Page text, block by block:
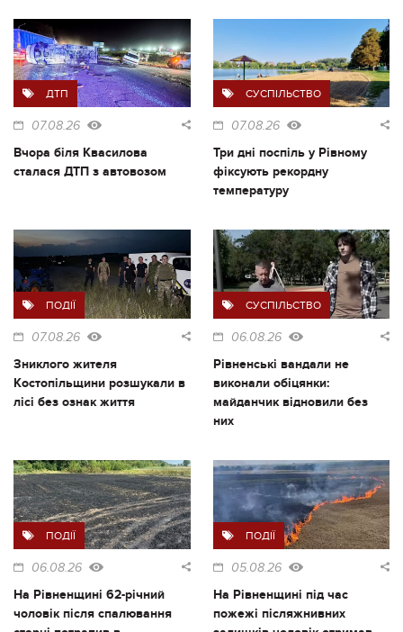
ДТП
07.08.26
Вчора біля Квасилова
сталася ДТП з автовозом
СУСПІЛЬСТВО
07.08.26
Три дні поспіль у Рівному
фіксують рекордну
температуру
ПОДІЇ
07.08.26
Зниклого жителя
Костопільщини розшукали в
лісі без ознак життя
СУСПІЛЬСТВО
06.08.26
Рівненські вандали не
виконали обіцянки:
майданчик відновили без
них
ПОДІЇ
06.08.26
На Рівненщині 62-річний
чоловік після спалювання
ПОДІЇ
05.08.26
На Рівненщині під час
пожежі післяжнивних